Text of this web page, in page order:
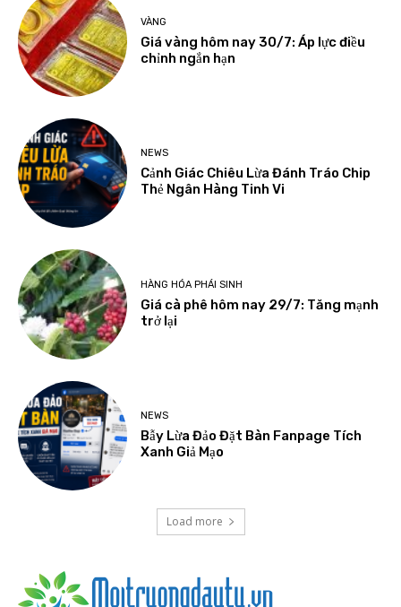
VÀNG
Giá vàng hôm nay 30/7: Áp lực điều
chỉnh ngắn hạn
NEWS
Cảnh Giác Chiêu Lừa Đánh Tráo Chip
Thẻ Ngân Hàng Tinh Vi
HÀNG HÓA PHÁI SINH
Giá cà phê hôm nay 29/7: Tăng mạnh
trở lại
NEWS
Bẫy Lừa Đảo Đặt Bàn Fanpage Tích
Xanh Giả Mạo
Load more